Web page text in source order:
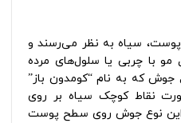
سیاه به نظر می‌رسند و
با چربی یا سلول‌های مرده
که به نام “کومدون باز”
نقاط کوچک سیاه بر روی
این نوع جوش روی سطح پوست